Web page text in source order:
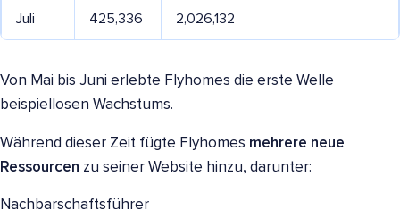
Juli 425,336 2,026,132
Von Mai bis Juni erlebte Flyhomes die erste Welle
beispiellosen Wachstums.
Während dieser Zeit fügte Flyhomes mehrere neue
Ressourcen zu seiner Website hinzu, darunter:
Nachbarschaftsführer